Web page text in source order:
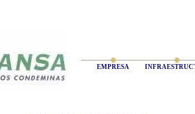
EMPRESA